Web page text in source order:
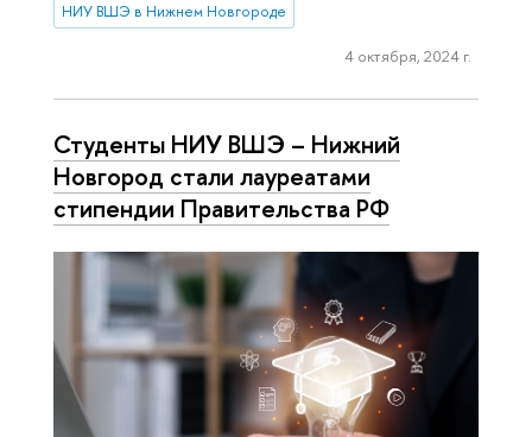
НИУ ВШЭ в Нижнем Новгороде
4 октября, 2024 г.
Студенты НИУ ВШЭ – Нижний
Новгород стали лауреатами
стипендии Правительства РФ